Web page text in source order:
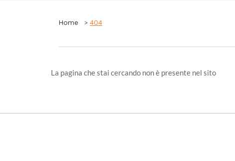
Home 404
La pagina che stai cercando non è presente nel sito